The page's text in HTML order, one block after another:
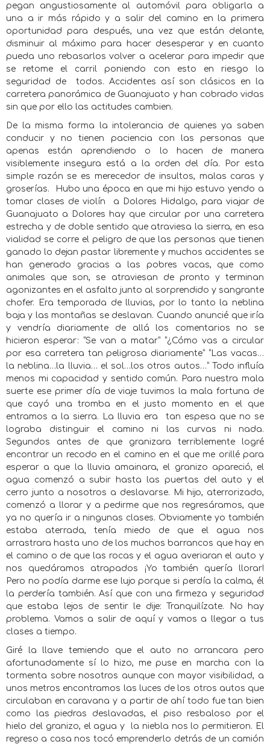
pegan angustiosamente al automóvil para obligarla a
una a ir más rápido y a salir del camino en la primera
oportunidad para después, una vez que están delante,
disminuir al máximo para hacer desesperar y en cuanto
pueda uno rebasarlos volver a acelerar para impedir que
se retome el carril poniendo con esto en riesgo la
seguridad de
todos. Accidentes así son clásicos en la
carretera panorámica de Guanajuato y han cobrado vidas
sin que por ello las actitudes cambien.
De la misma forma la intolerancia de quienes ya saben
conducir y no tienen paciencia con las personas que
apenas están aprendiendo o lo hacen de manera
visiblemente insegura está a la orden del día. Por esta
simple razón se es merecedor de insultos, malas caras y
groserías.
Hubo una época en que mi hijo estuvo yendo a
tomar clases de violín
a Dolores Hidalgo, para viajar de
Guanajuato a Dolores hay que circular por una carretera
estrecha y de doble sentido que atraviesa la sierra, en esa
vialidad se corre el peligro de que las personas que tienen
ganado lo dejan pastar libremente y muchos accidentes se
han generado gracias a las pobres vacas, que como
animales que son, se atraviesan de pronto y terminan
agonizantes en el asfalto junto al sorprendido y sangrante
chofer. Era temporada de lluvias, por lo tanto la neblina
baja y las montañas se deslavan. Cuando anuncié que iría
y vendría diariamente de allá los comentarios no se
hicieron esperar: “Se van a matar” “¿Cómo vas a circular
por esa carretera tan peligrosa diariamente” “Las vacas…
la neblina…la lluvia… el sol…los otros autos…” Todo influía
menos mi capacidad y sentido común. Para nuestra mala
suerte ese primer día de viaje tuvimos la mala fortuna de
que cayó una tromba en el justo momento en el que
entramos a la sierra. La lluvia era
tan espesa que no se
lograba distinguir el camino ni las curvas ni nada.
Segundos antes de que granizara terriblemente logré
encontrar un recodo en el camino en el que me orillé para
esperar a que la lluvia amainara, el granizo apareció, el
agua comenzó a subir hasta las puertas del auto y el
cerro junto a nosotros a deslavarse. Mi hijo, aterrorizado,
comenzó a llorar y a pedirme que nos regresáramos, que
ya no quería ir a ningunas clases. Obviamente yo también
estaba aterrada, tenía miedo de que el agua nos
arrastrara hasta uno de los muchos barrancos que hay en
el camino o de que las rocas y el agua averiaran el auto y
nos quedáramos atrapados ¡Yo también quería llorar!
Pero no podía darme ese lujo porque si perdía la calma, él
la perdería también. Así que con una firmeza y seguridad
que estaba lejos de sentir le dije: Tranquilízate. No hay
problema. Vamos a salir de aquí y vamos a llegar a tus
clases a tiempo.
Giré la llave temiendo que el auto no arrancara pero
afortunadamente sí lo hizo, me puse en marcha con la
tormenta sobre nosotros aunque con mayor visibilidad, a
unos metros encontramos las luces de los otros autos que
circulaban en caravana y a partir de ahí todo fue tan bien
como las piedras deslavadas, el piso resbaloso por el
hielo del granizo, el agua y
la niebla nos lo permitieron. El
regreso a casa nos tocó emprenderlo detrás de un camión